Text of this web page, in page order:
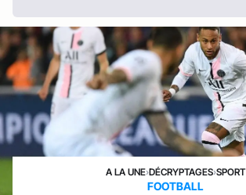
A LA UNE›DÉCRYPTAGES›SPORT
FOOTBALL